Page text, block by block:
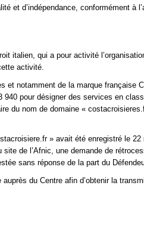
et d’indépendance, conformément à
italien, qui a pour activité
activité.
et notamment de la marque française
940 pour désigner des services en
du nom de domaine «
» avait été enregistré le 22
de l’Afnic, une demande de
sans réponse de la part du
du Centre afin d’obtenir la